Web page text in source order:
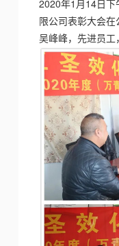
2020年1月14日
限公司表彰大会
吴峰峰，先进员工